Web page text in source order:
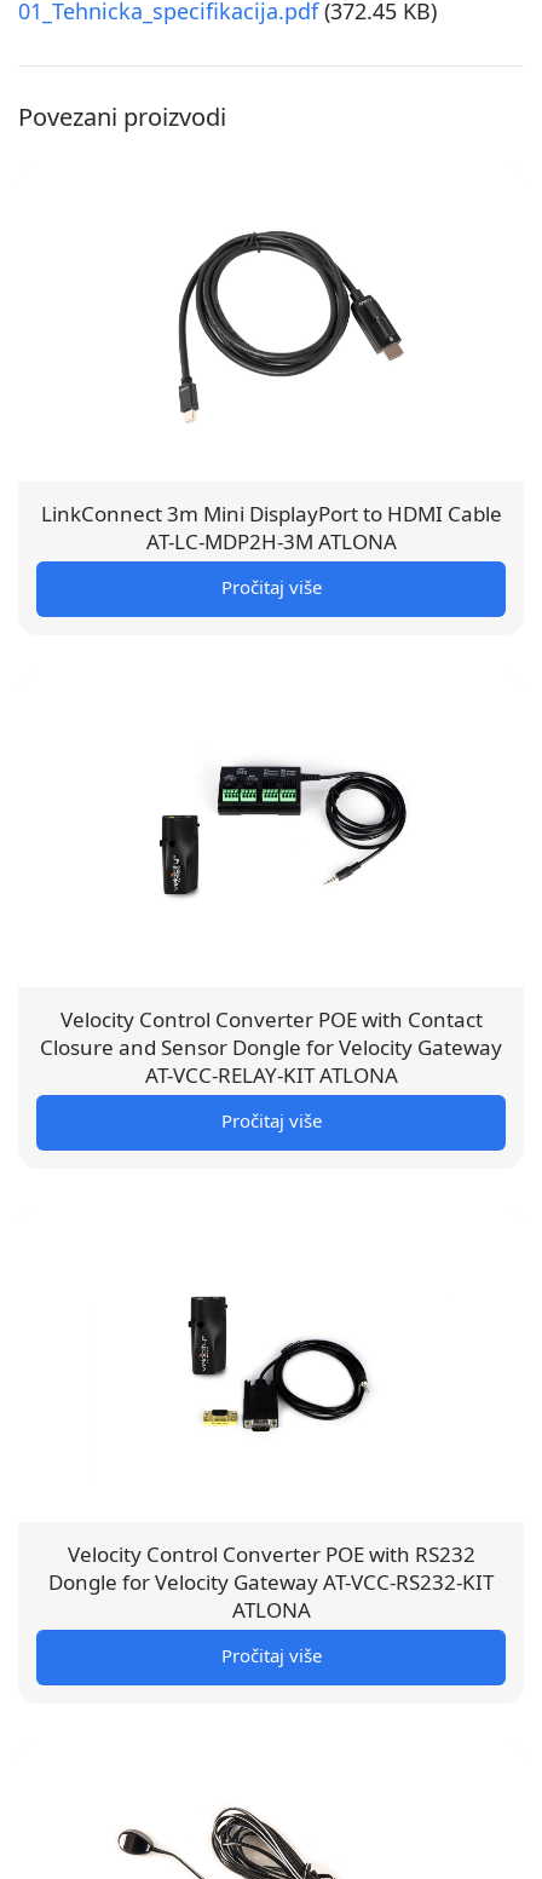
01_Tehnicka_specifikacija.pdf(372.45 KB)
Povezani proizvodi
LinkConnect 3m Mini DisplayPort to HDMI Cable
AT-LC-MDP2H-3M ATLONA
Pročitaj više
Velocity Control Converter POE with Contact
Closure and Sensor Dongle for Velocity Gateway
AT-VCC-RELAY-KIT ATLONA
Pročitaj više
Velocity Control Converter POE with RS232
Dongle for Velocity Gateway AT-VCC-RS232-KIT
ATLONA
Pročitaj više